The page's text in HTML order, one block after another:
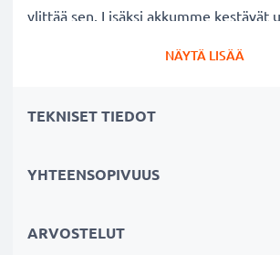
ylittää sen. Lisäksi akkumme kestävät
Kaikki akkumme testataan tarkasti,
siksi akuillamme on 3 vuoden takuu.
NÄYTÄ LISÄÄ
TEKNISET TIEDOT
YHTEENSOPIVUUS
ARVOSTELUT